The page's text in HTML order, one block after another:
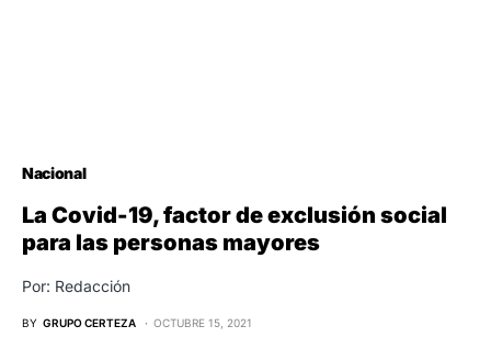
Nacional
La Covid-19, factor de exclusión social
para las personas mayores
Por: Redacción
BY GRUPO CERTEZA OCTUBRE 15, 2021